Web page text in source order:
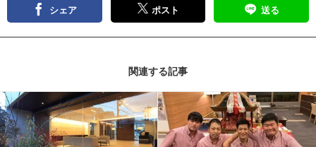
シェア ポスト 送る
関連する記事
記事を読む